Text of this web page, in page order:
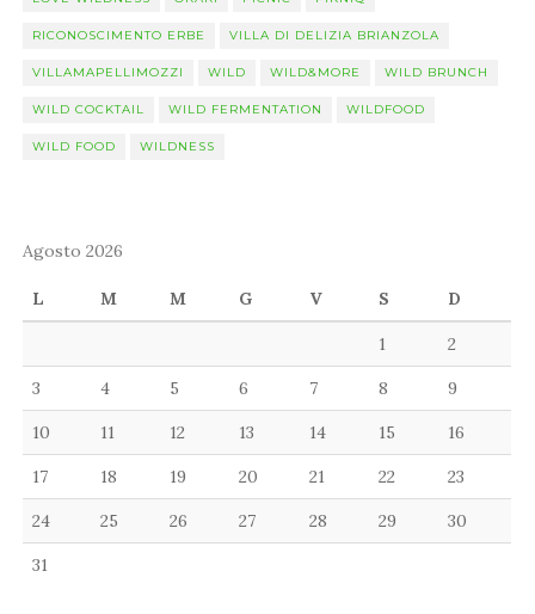
RICONOSCIMENTO ERBE VILLA DI DELIZIA BRIANZOLA
VILLAMAPELLIMOZZI WILD WILD&MORE WILD BRUNCH
WILD COCKTAIL WILD FERMENTATION WILDFOOD
WILD FOOD WILDNESS
Agosto 2026
L M M G V S D
1 2
3 4 5 6 7 8 9
10 11 12 13 14 15 16
17 18 19 20 21 22 23
24 25 26 27 28 29 30
31